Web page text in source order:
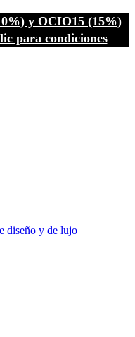
y OCIO15 (15%)
para condiciones